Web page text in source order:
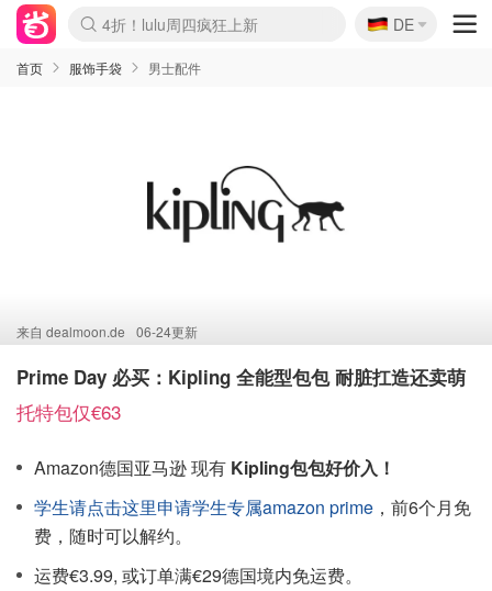
Boticinal 夏促开抢！
4折！lulu周四疯狂上新
还没结束！&OtherStories大促
Joybuy变相75折 随时失效
速领！Stanley独家85折
疑似霸哥！Camper额外叠85折
Zalando 奥莱闪促！每日更新
Moncler反季囤！5折起+叠9折
Coach Brooklyn仅€192
🇩🇪
DE
首页 服饰手袋 男士配件
来自 dealmoon.de 06-24更新
Prime Day 必买：Kipling 全能型包包 耐脏扛造还卖萌
托特包仅€63
Amazon德国亚马逊 现有 Kipling包包好价入！
学生请点击这里申请学生专属amazon prime ，前6个月免
费，随时可以解约。
运费€3.99, 或订单满€29德国境内免运费。